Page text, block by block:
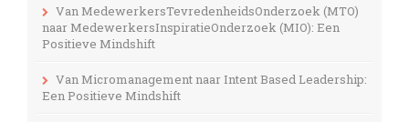
Van MedewerkersTevredenheidsOnderzoek (MTO)
naar MedewerkersInspiratieOnderzoek (MIO): Een
Positieve Mindshift
Van Micromanagement naar Intent Based Leadership:
Een Positieve Mindshift